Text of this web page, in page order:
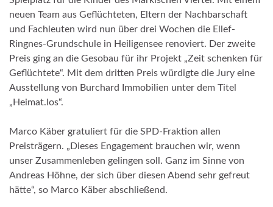
neuen Team aus Geflüchteten, Eltern der Nachbarschaft
und Fachleuten wird nun über drei Wochen die Ellef-
Ringnes-Grundschule in Heiligensee renoviert. Der zweite
Preis ging an die Gesobau für ihr Projekt „Zeit schenken für
Geflüchtete“. Mit dem dritten Preis würdigte die Jury eine
Ausstellung von Burchard Immobilien unter dem Titel
„Heimat.los“.
Marco Käber gratuliert für die SPD-Fraktion allen
Preisträgern. „Dieses Engagement brauchen wir, wenn
unser Zusammenleben gelingen soll. Ganz im Sinne von
Andreas Höhne, der sich über diesen Abend sehr gefreut
hätte“, so Marco Käber abschließend.